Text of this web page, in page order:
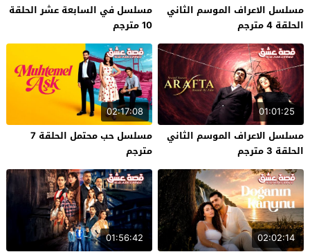
مسلسل الاعراف الموسم الثاني
الحلقة 4 مترجم
مسلسل في السابعة عشر الحلقة
10 مترجم
01:01:25
مسلسل الاعراف الموسم الثاني
الحلقة 3 مترجم
02:17:08
مسلسل حب محتمل الحلقة 7
مترجم
02:02:14
01:56:42